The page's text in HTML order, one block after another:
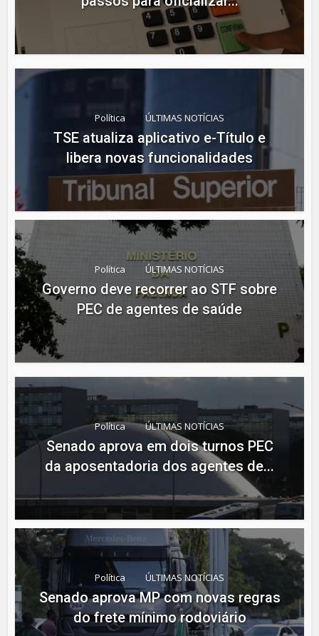
Política ÚLTIMAS NOTÍCIAS
TSE atualiza aplicativo e-Título e
libera novas funcionalidades
Política ÚLTIMAS NOTÍCIAS
Governo deve recorrer ao STF sobre
PEC de agentes de saúde
Política ÚLTIMAS NOTÍCIAS
Senado aprova em dois turnos PEC
da aposentadoria dos agentes de...
Política ÚLTIMAS NOTÍCIAS
Senado aprova MP com novas regras
do frete mínimo rodoviário